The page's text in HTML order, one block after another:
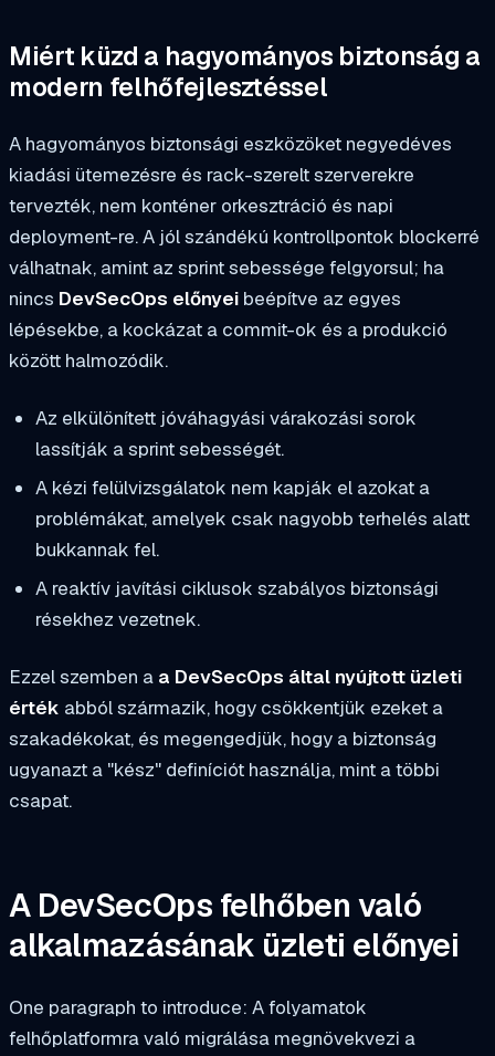
Miért küzd a hagyományos biztonság a
modern felhőfejlesztéssel
A hagyományos biztonsági eszközöket negyedéves
kiadási ütemezésre és rack-szerelt szerverekre
tervezték, nem konténer orkesztráció és napi
deployment-re. A jól szándékú kontrollpontok blockerré
válhatnak, amint az sprint sebessége felgyorsul; ha
nincs DevSecOps előnyei beépítve az egyes
lépésekbe, a kockázat a commit-ok és a produkció
között halmozódik.
Az elkülönített jóváhagyási várakozási sorok
lassítják a sprint sebességét.
A kézi felülvizsgálatok nem kapják el azokat a
problémákat, amelyek csak nagyobb terhelés alatt
bukkannak fel.
A reaktív javítási ciklusok szabályos biztonsági
résekhez vezetnek.
Ezzel szemben a a DevSecOps által nyújtott üzleti
érték abból származik, hogy csökkentjük ezeket a
szakadékokat, és megengedjük, hogy a biztonság
ugyanazt a "kész" definíciót használja, mint a többi
csapat.
A DevSecOps felhőben való
alkalmazásának üzleti előnyei
One paragraph to introduce: A folyamatok
felhőplatformra való migrálása megnövekvezi a